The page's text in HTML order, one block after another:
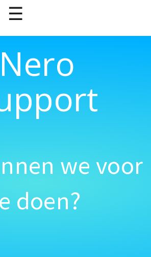
☰
Nero
we voor
doen?